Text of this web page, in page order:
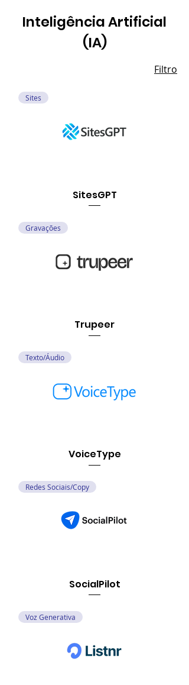
Inteligência Artificial
(IA)
Filtro
Sites
SitesGPT
Gravações
Trupeer
Texto/Áudio
VoiceType
Redes Sociais/Copy
SocialPilot
Voz Generativa